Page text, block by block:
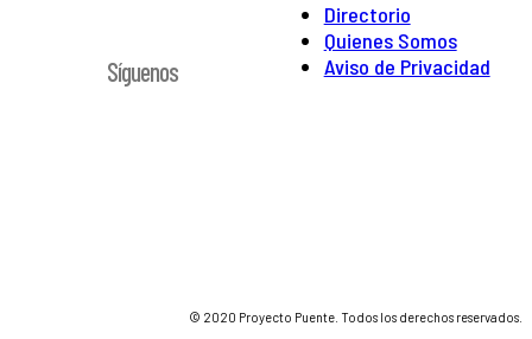
Directorio
Quienes Somos
Aviso de Privacidad
Síguenos
© 2020 Proyecto Puente. Todos los derechos reservados.